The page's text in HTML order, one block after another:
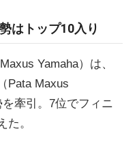
はトップ10入り
Yamaha）は、
Pata Maxus
牽引。7位でフィニ
た。